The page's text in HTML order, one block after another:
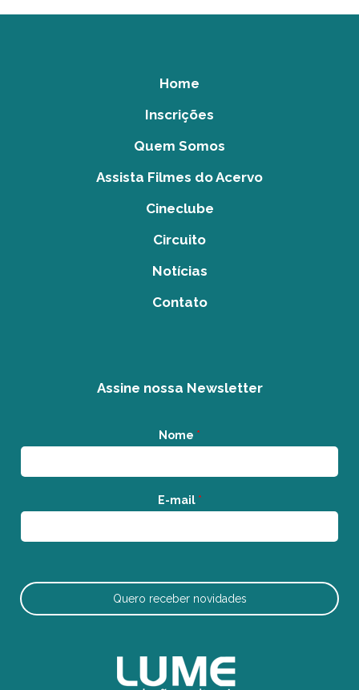
Home
Inscrições
Quem Somos
Assista Filmes do Acervo
Cineclube
Circuito
Notícias
Contato
Assine nossa Newsletter
Nome *
E-mail *
Quero receber novidades